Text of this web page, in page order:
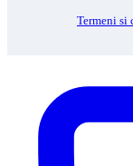
Termeni